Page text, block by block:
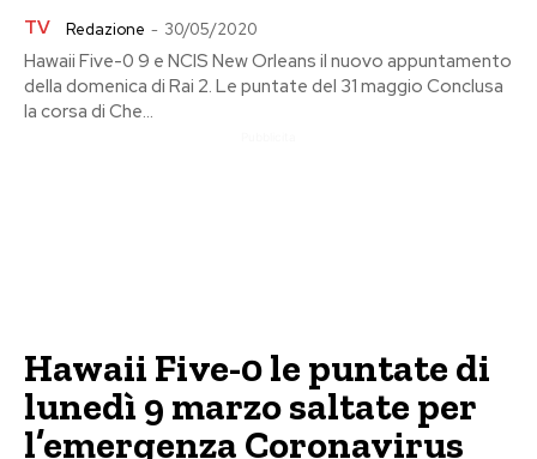
TV Redazione - 30/05/2020
Hawaii Five-0 9 e NCIS New Orleans il nuovo appuntamento
della domenica di Rai 2. Le puntate del 31 maggio Conclusa
la corsa di Che...
Hawaii Five-0 le puntate di
lunedì 9 marzo saltate per
l’emergenza Coronavirus